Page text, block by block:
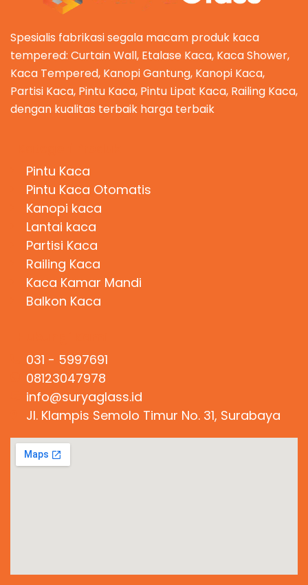
Spesialis fabrikasi segala macam produk kaca
tempered: Curtain Wall, Etalase Kaca, Kaca Shower,
Kaca Tempered, Kanopi Gantung, Kanopi Kaca,
Partisi Kaca, Pintu Kaca, Pintu Lipat Kaca, Railing Kaca,
dengan kualitas terbaik harga terbaik
Pintu Kaca
Pintu Kaca Otomatis
Kanopi kaca
Lantai kaca
Partisi Kaca
Railing Kaca
Kaca Kamar Mandi
Balkon Kaca
031 - 5997691
08123047978
info@suryaglass.id
Jl. Klampis Semolo Timur No. 31, Surabaya